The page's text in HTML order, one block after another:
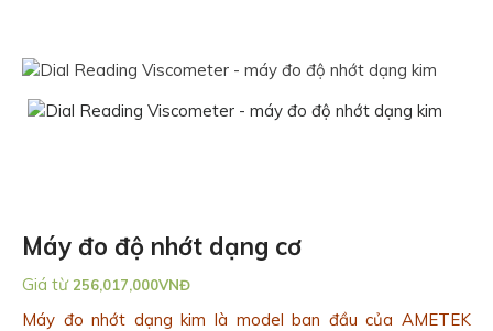
Máy đo độ nhớt dạng cơ
Giá từ 256,017,000VNĐ
Máy đo nhớt dạng kim là model ban đầu của AMETEK